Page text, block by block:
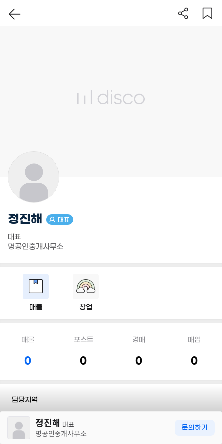
정진해 대표
대표
명공인중개사무소
매물 창업
매물
0
포스트
0
경매
0
매입
0
담당지역
전화 정진해 대표
명공인중개사무소
문의하기